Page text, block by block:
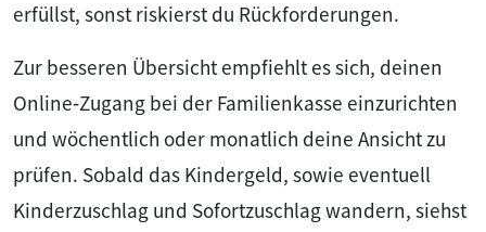
erfüllst, sonst riskierst du Rückforderungen.
Zur besseren Übersicht empfiehlt es sich, deinen
Online‑Zugang bei der Familienkasse einzurichten
und wöchentlich oder monatlich deine Ansicht zu
prüfen. Sobald das Kindergeld, sowie eventuell
Kinderzuschlag und Sofortzuschlag wandern, siehst